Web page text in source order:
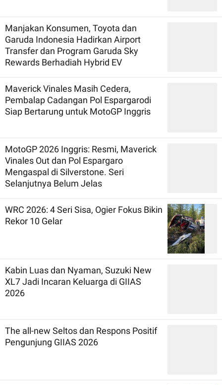
Manjakan Konsumen, Toyota dan
Garuda Indonesia Hadirkan Airport
Transfer dan Program Garuda Sky
Rewards Berhadiah Hybrid EV
Maverick Vinales Masih Cedera,
Pembalap Cadangan Pol Espargarodi
Siap Bertarung untuk MotoGP Inggris
MotoGP 2026 Inggris: Resmi, Maverick
Vinales Out dan Pol Espargaro
Mengaspal di Silverstone. Seri
Selanjutnya Belum Jelas
WRC 2026: 4 Seri Sisa, Ogier Fokus Bikin
Rekor 10 Gelar
Kabin Luas dan Nyaman, Suzuki New
XL7 Jadi Incaran Keluarga di GIIAS
2026
The all-new Seltos dan Respons Positif
Pengunjung GIIAS 2026